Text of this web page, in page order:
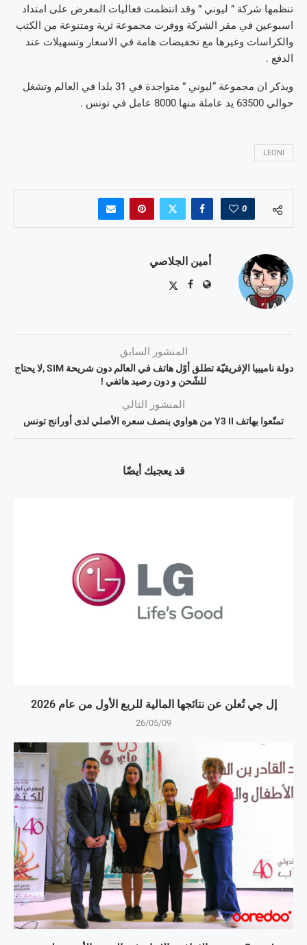
تنظمها شركة ” ليوني ” وقد انتظمت فعاليات المعرض على امتداد
اسبوعين في مقر الشركة ووفرت مجموعة ثرية ومتنوعة من الكتب
والكراسات وغيرها مع تخفيضات هامة في الاسعار وتسهيلات عند
الدفع .
ويذكر ان مجموعة “ليوني ” متواجدة في 31 بلدا في العالم وتشغل
حوالي 63500 يد عاملة منها 8000 عامل في تونس .
LEONI
0
أمين الجلاصي
المنشور السابق
دولة ناميبيا الإفريقيّة تطلق أوّل هاتف في العالم دون شريحة SIM ,لا يحتاج
للشّحن و دون رصيد هاتفي !
المنشور التالي
تمتّعوا بهاتف Y3 II من هواوي بنصف سعره الأصلي لدى أورانج تونس
قد يعجبك أيضًا
إل جي تُعلن عن نتائجها المالية للربع الأول من عام 2026
26/05/09